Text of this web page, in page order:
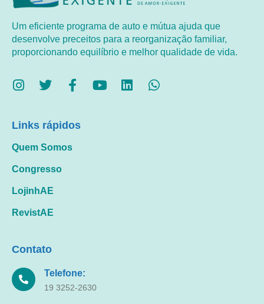
Um eficiente programa de auto e mútua ajuda que
desenvolve preceitos para a reorganização familiar,
proporcionando equilíbrio e melhor qualidade de vida.
Links rápidos
Quem Somos
Congresso
LojinhAE
RevistAE
Contato
Telefone:
19 3252-2630